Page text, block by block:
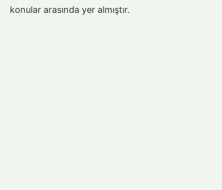
konular arasında yer almıştır.